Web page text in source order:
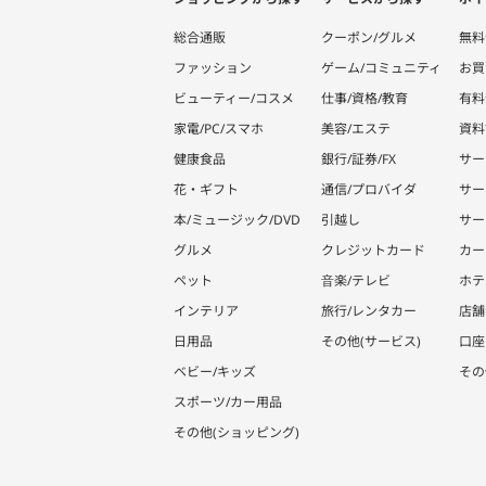
総合通販
ファッション
ビューティー/コスメ
家電/PC/スマホ
健康食品
花・ギフト
本/ミュージック/DVD
グルメ
ペット
インテリア
日用品
ベビー/キッズ
スポーツ/カー用品
その他(ショッピング)
クーポン/グルメ
ゲーム/コミュニティ
仕事/資格/教育
美容/エステ
銀行/証券/FX
通信/プロバイダ
引越し
クレジットカード
音楽/テレビ
旅行/レンタカー
その他(サービス)
無
お
有
資
サ
サ
サ
カ
ホ
店
口
そ